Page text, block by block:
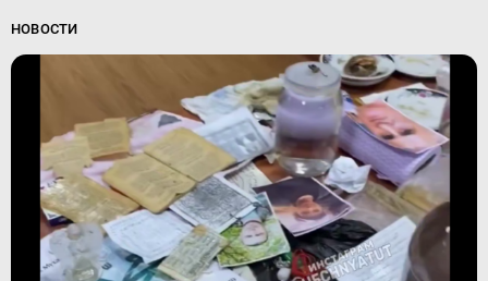
НОВОСТИ